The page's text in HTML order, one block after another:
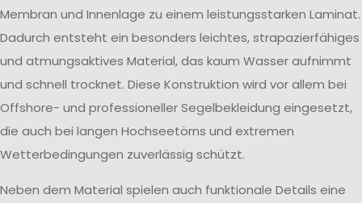
Membran und Innenlage zu einem leistungsstarken Laminat.
Dadurch entsteht ein besonders leichtes, strapazierfähiges
und atmungsaktives Material, das kaum Wasser aufnimmt
und schnell trocknet. Diese Konstruktion wird vor allem bei
Offshore- und professioneller Segelbekleidung eingesetzt,
die auch bei langen Hochseetörns und extremen
Wetterbedingungen zuverlässig schützt.
Neben dem Material spielen auch funktionale Details eine